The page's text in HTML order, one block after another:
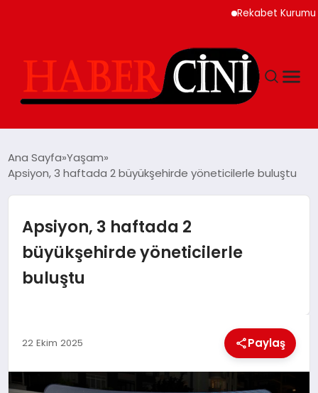
Rekabet Kurumu Burun
GÜNCEL
TEKNOLOJI
Ana Sayfa Yaşam
Apsiyon, 3 haftada 2 büyükşehirde yöneticilerle buluştu
Apsiyon, 3 haftada 2
büyükşehirde yöneticilerle
buluştu
22 Ekim 2025 Paylaş